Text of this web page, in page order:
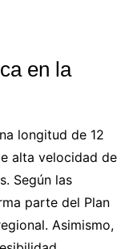
en la
longitud de 12
alta velocidad de
Según las
parte del Plan
Asimismo,